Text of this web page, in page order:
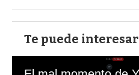
Te puede interesar